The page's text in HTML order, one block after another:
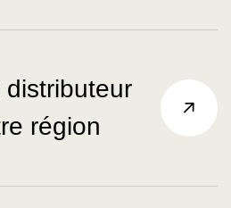
région